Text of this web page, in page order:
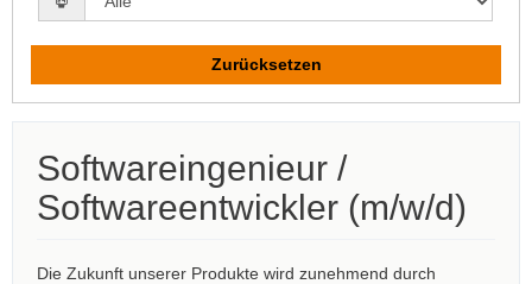
Zurücksetzen
Softwareingenieur /
Softwareentwickler (m/w/d)
Die Zukunft unserer Produkte wird zunehmend durch
Laden...